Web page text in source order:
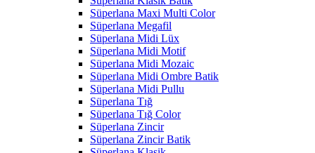
Süperlana Maxi Multi Color
Süperlana Megafil
Süperlana Midi Lüx
Süperlana Midi Motif
Süperlana Midi Mozaic
Süperlana Midi Ombre Batik
Süperlana Midi Pullu
Süperlana Tığ
Süperlana Tığ Color
Süperlana Zincir
Süperlana Zincir Batik